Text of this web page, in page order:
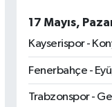
17 Mayıs,
Kayserispor -
Fenerbahçe -
Trabzonspor -